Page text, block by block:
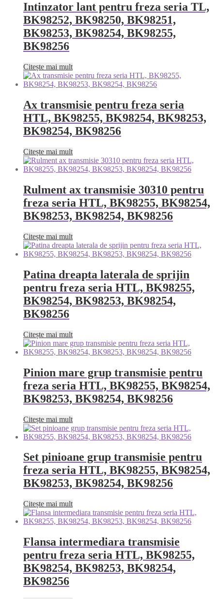
Intinzator lant pentru freza seria TL,
BK98252, BK98250, BK98251,
BK98253, BK98254, BK98255,
BK98256
Citește mai mult
Ax transmisie pentru freza seria
HTL, BK98255, BK98254, BK98253,
BK98254, BK98256
Citește mai mult
Rulment ax transmisie 30310 pentru
freza seria HTL, BK98255, BK98254,
BK98253, BK98254, BK98256
Citește mai mult
Patina dreapta laterala de sprijin
pentru freza seria HTL, BK98255,
BK98254, BK98253, BK98254,
BK98256
Citește mai mult
Pinion mare grup transmisie pentru
freza seria HTL, BK98255, BK98254,
BK98253, BK98254, BK98256
Citește mai mult
Set pinioane grup transmisie pentru
freza seria HTL, BK98255, BK98254,
BK98253, BK98254, BK98256
Citește mai mult
Flansa intermediara transmisie
pentru freza seria HTL, BK98255,
BK98254, BK98253, BK98254,
BK98256